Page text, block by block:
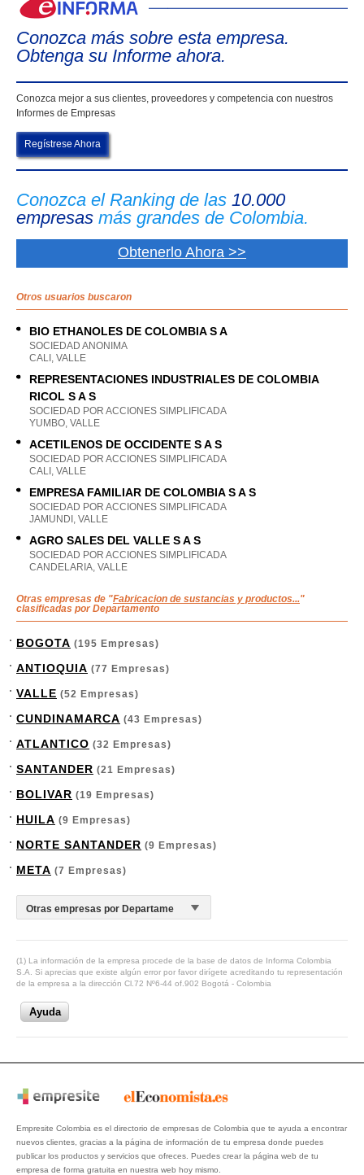
Conozca más sobre esta empresa.
Obtenga su Informe ahora.
Conozca mejor a sus clientes, proveedores y competencia con nuestros
Informes de Empresas
Regístrese Ahora
Conozca el Ranking de las 10.000
empresas más grandes de Colombia.
Obtenerlo Ahora >>
Otros usuarios buscaron
BIO ETHANOLES DE COLOMBIA S A
SOCIEDAD ANONIMA
CALI, VALLE
REPRESENTACIONES INDUSTRIALES DE COLOMBIA
RICOL S A S
SOCIEDAD POR ACCIONES SIMPLIFICADA
YUMBO, VALLE
ACETILENOS DE OCCIDENTE S A S
SOCIEDAD POR ACCIONES SIMPLIFICADA
CALI, VALLE
EMPRESA FAMILIAR DE COLOMBIA S A S
SOCIEDAD POR ACCIONES SIMPLIFICADA
JAMUNDI, VALLE
AGRO SALES DEL VALLE S A S
SOCIEDAD POR ACCIONES SIMPLIFICADA
CANDELARIA, VALLE
Otras empresas de "Fabricacion de sustancias y productos..."
clasificadas por Departamento
BOGOTA (195 Empresas)
ANTIOQUIA (77 Empresas)
VALLE (52 Empresas)
CUNDINAMARCA (43 Empresas)
ATLANTICO (32 Empresas)
SANTANDER (21 Empresas)
BOLIVAR (19 Empresas)
HUILA (9 Empresas)
NORTE SANTANDER (9 Empresas)
META (7 Empresas)
(1) La información de la empresa procede de la base de datos de Informa Colombia
S.A. Si aprecias que existe algún error por favor dirígete acreditando tu representación
de la empresa a la dirección Cl.72 Nº6-44 of.902 Bogotá - Colombia
Ayuda
Empresite Colombia es el directorio de empresas de Colombia que te ayuda a encontrar
nuevos clientes, gracias a la página de información de tu empresa donde puedes
publicar los productos y servicios que ofreces. Puedes crear la página web de tu
empresa de forma gratuita en nuestra web hoy mismo.